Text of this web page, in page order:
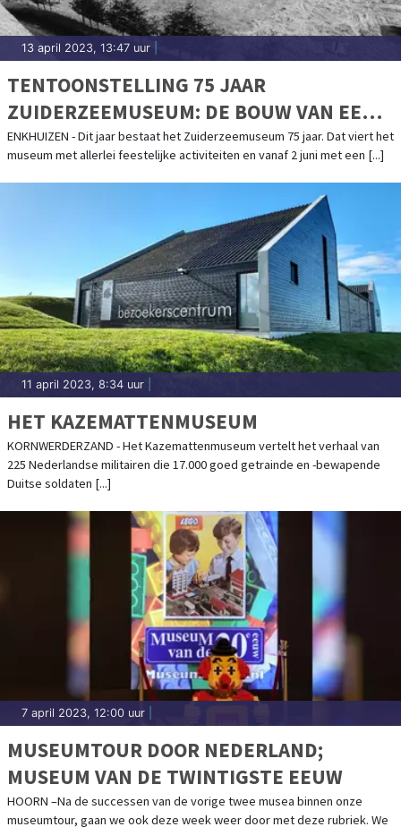
13 april 2023, 13:47 uur
TENTOONSTELLING 75 JAAR
ZUIDERZEEMUSEUM: DE BOUW VAN EEN
BUITENGEWOON BIJZONDER
MUSEUMDORP
ENKHUIZEN - Dit jaar bestaat het Zuiderzeemuseum 75 jaar. Dat viert het
museum met allerlei feestelijke activiteiten en vanaf 2 juni met een [...]
11 april 2023, 8:34 uur
HET KAZEMATTENMUSEUM
KORNWERDERZAND - Het Kazemattenmuseum vertelt het verhaal van
225 Nederlandse militairen die 17.000 goed getrainde en -bewapende
Duitse soldaten [...]
7 april 2023, 12:00 uur
MUSEUMTOUR DOOR NEDERLAND;
MUSEUM VAN DE TWINTIGSTE EEUW
HOORN –Na de successen van de vorige twee musea binnen onze
museumtour, gaan we ook deze week weer door met deze rubriek. We